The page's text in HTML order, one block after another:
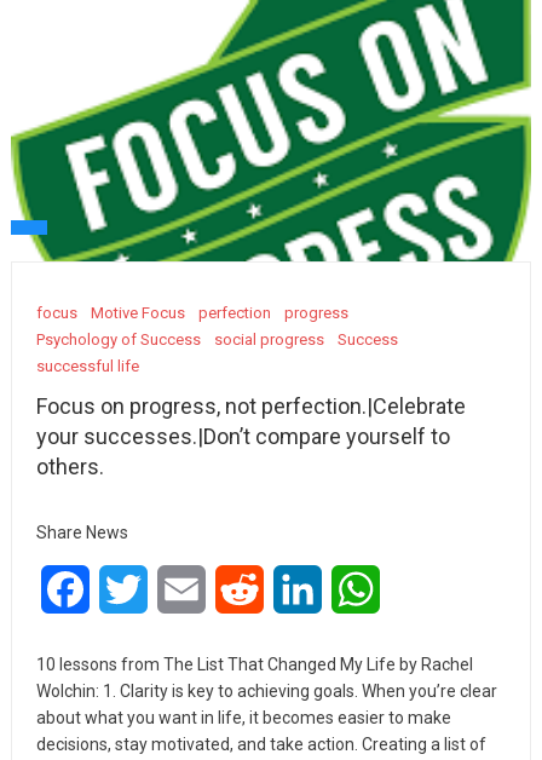
focus Motive Focus perfection
progress
Psychology of Success
social progress
Success
successful life
Focus on progress, not perfection.|Celebrate
your successes.|Don’t compare yourself to
others.
Share News
FacebookTwitter Email Reddit LinkedIn
10 lessons from The List That Changed My Life by Rachel
Wolchin: 1. Clarity is key to achieving goals. When you’re clear
about what you want in life, it becomes easier to make
decisions, stay motivated, and take action. Creating a list of